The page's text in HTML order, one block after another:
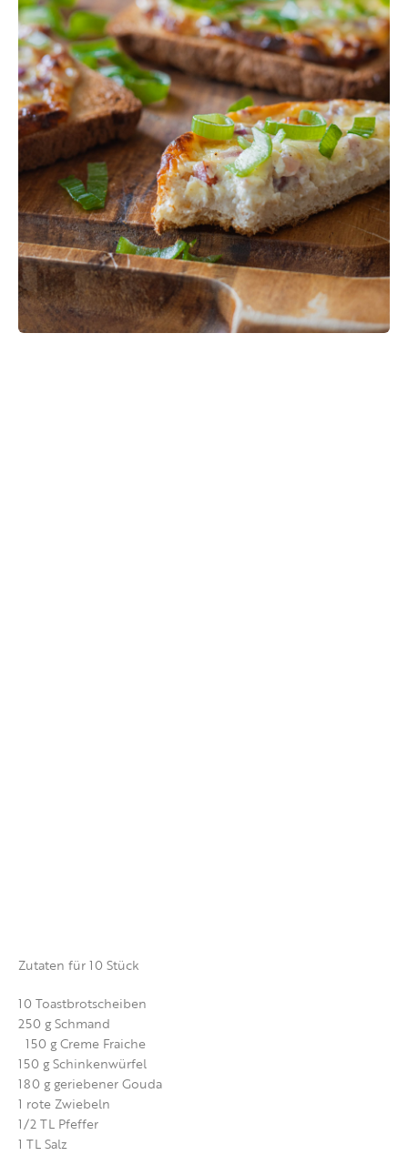
Zutaten für 10 Stück
10 Toastbrotscheiben
250 g Schmand
150 g Creme Fraiche
150 g Schinkenwürfel
180 g geriebener Gouda
1 rote Zwiebeln
1/2 TL Pfeffer
1 TL Salz